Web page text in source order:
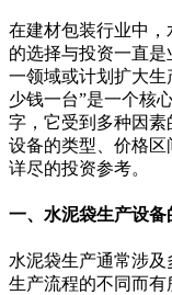
在建材包装行业中
的选择与投资一直
一领域或计划扩大生
少钱一台”是一个核
字，它受到多种因
设备的类型、价格
详尽的投资参考。
一、水泥袋生产设
水泥袋生产通常涉
生产流程的不同而有